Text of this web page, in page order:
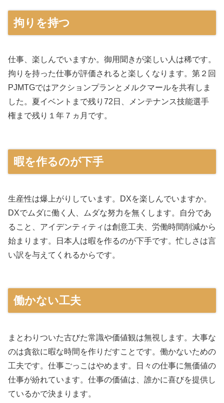
拘りを持つ
仕事、楽しんでいますか。御用聞きが楽しい人は稀です。
拘りを持った仕事が評価されると楽しくなります。第２回
PJMTGではアクションプランとメルクマールを共有しま
した。夏イベントまで残り72日、メンテナンス技能選手
権まで残り１年７ヵ月です。
暇を作るのが下手
生産性は爆上がりしています。DXを楽しんでいますか。
DXでムダに働く人、ムダな努力を無くします。自分であ
ること、アイデンティティは創意工夫、労働時間削減から
始まります。日本人は暇を作るのが下手です。忙しさは言
い訳を与えてくれるからです。
働かない工夫
まとわりついた古びた常識や価値観は無視します。大事な
のは貪欲に暇な時間を作りだすことです。働かないための
工夫です。仕事ごっこはやめます。日々の仕事に無価値の
仕事が紛れています。仕事の価値は、誰かに喜びを提供し
ているかで決まります。